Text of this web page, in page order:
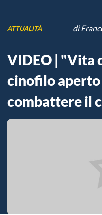
ATTUALITÀ di
VIDEO | "Vita
cinofilo
combattere il